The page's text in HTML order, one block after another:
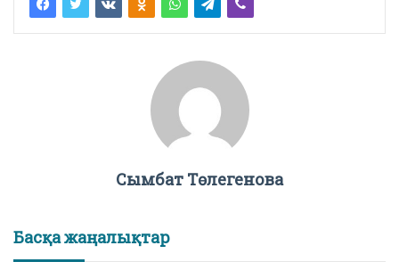
Сымбат Төлегенова
Басқа жаңалықтар